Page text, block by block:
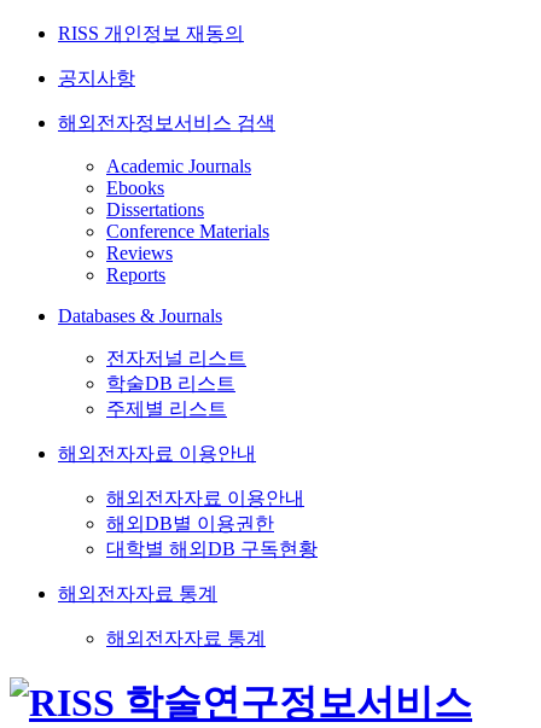
RISS 개인정보 재동의
공지사항
해외전자정보서비스 검색
Academic Journals
Ebooks
Dissertations
Conference Materials
Reviews
Reports
Databases & Journals
전자저널 리스트
학술DB 리스트
주제별 리스트
해외전자자료 이용안내
해외전자자료 이용안내
해외DB별 이용권한
대학별 해외DB 구독현황
해외전자자료 통계
해외전자자료 통계